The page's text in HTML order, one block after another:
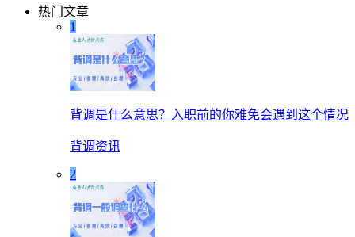
热门文章
1
背调是什么意思？入职前的你难免会遇到这个情况
背调资讯
2